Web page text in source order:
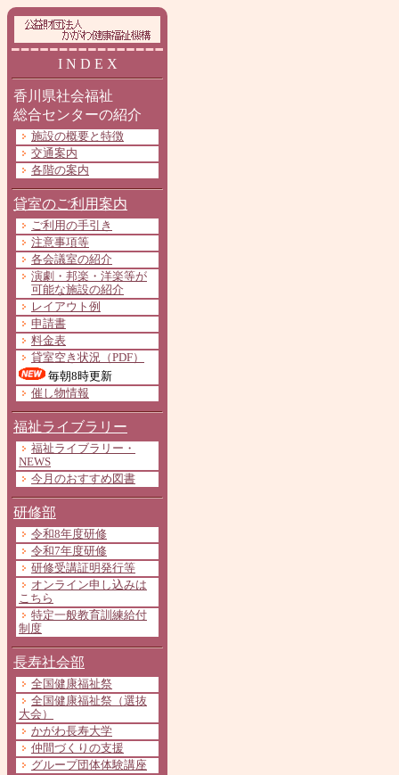
I N D E X
香川県社会福祉
総合センターの紹介
施設の概要と特徴
交通案内
各階の案内
貸室のご利用案内
ご利用の手引き
注意事項等
各会議室の紹介
演劇・邦楽・洋楽等が
可能な施設の紹介
レイアウト例
申請書
料金表
貸室空き状況（PDF）
毎朝8時更新
催し物情報
福祉ライブラリー
福祉ライブラリー・
NEWS
今月のおすすめ図書
研修部
令和8年度研修
令和7年度研修
研修受講証明発行等
オンライン申し込みは
こちら
特定一般教育訓練給付
制度
長寿社会部
全国健康福祉祭
全国健康福祉祭（選抜
大会）
かがわ長寿大学
仲間づくりの支援
グループ団体体験講座